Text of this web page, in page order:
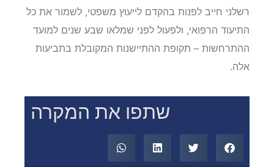
רשלני חייב לפנות בהקדם לייעוץ משפטי, לשמור את כל
התיעוד הרפואי, ולפעול לפני שמלאו שבע שנים למועד
ההתרחשות – תקופת ההתיישנות המקובלת בתביעות
אלה.
שתפו את המקרה